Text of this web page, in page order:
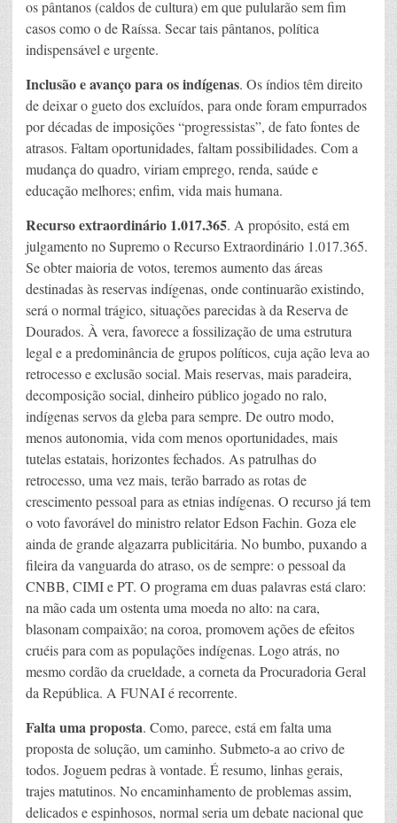
os pântanos (caldos de cultura) em que pulularão sem fim
casos como o de Raíssa. Secar tais pântanos, política
indispensável e urgente.
Inclusão e avanço para os indígenas. Os índios têm direito
de deixar o gueto dos excluídos, para onde foram empurrados
por décadas de imposições “progressistas”, de fato fontes de
atrasos. Faltam oportunidades, faltam possibilidades. Com a
mudança do quadro, viriam emprego, renda, saúde e
educação melhores; enfim, vida mais humana.
Recurso extraordinário 1.017.365. A propósito, está em
julgamento no Supremo o Recurso Extraordinário 1.017.365.
Se obter maioria de votos, teremos aumento das áreas
destinadas às reservas indígenas, onde continuarão existindo,
será o normal trágico, situações parecidas à da Reserva de
Dourados. À vera, favorece a fossilização de uma estrutura
legal e a predominância de grupos políticos, cuja ação leva ao
retrocesso e exclusão social. Mais reservas, mais paradeira,
decomposição social, dinheiro público jogado no ralo,
indígenas servos da gleba para sempre. De outro modo,
menos autonomia, vida com menos oportunidades, mais
tutelas estatais, horizontes fechados. As patrulhas do
retrocesso, uma vez mais, terão barrado as rotas de
crescimento pessoal para as etnias indígenas. O recurso já tem
o voto favorável do ministro relator Edson Fachin. Goza ele
ainda de grande algazarra publicitária. No bumbo, puxando a
fileira da vanguarda do atraso, os de sempre: o pessoal da
CNBB, CIMI e PT. O programa em duas palavras está claro:
na mão cada um ostenta uma moeda no alto: na cara,
blasonam compaixão; na coroa, promovem ações de efeitos
cruéis para com as populações indígenas. Logo atrás, no
mesmo cordão da crueldade, a corneta da Procuradoria Geral
da República. A FUNAI é recorrente.
Falta uma proposta. Como, parece, está em falta uma
proposta de solução, um caminho. Submeto-a ao crivo de
todos. Joguem pedras à vontade. É resumo, linhas gerais,
trajes matutinos. No encaminhamento de problemas assim,
delicados e espinhosos, normal seria um debate nacional que